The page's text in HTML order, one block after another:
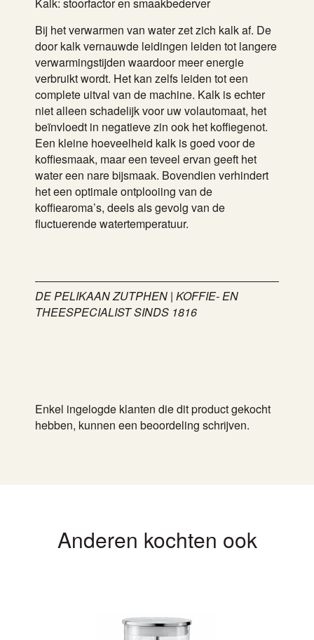
Kalk: stoorfactor en smaakbederver
Bij het verwarmen van water zet zich kalk af. De
door kalk vernauwde leidingen leiden tot langere
verwarmingstijden waardoor meer energie
verbruikt wordt. Het kan zelfs leiden tot een
complete uitval van de machine. Kalk is echter
niet alleen schadelijk voor uw volautomaat, het
beïnvloedt in negatieve zin ook het koffiegenot.
Een kleine hoeveelheid kalk is goed voor de
koffiesmaak, maar een teveel ervan geeft het
water een nare bijsmaak. Bovendien verhindert
het een optimale ontplooiing van de
koffiearoma’s, deels als gevolg van de
fluctuerende watertemperatuur.
DE PELIKAAN ZUTPHEN | KOFFIE- EN
THEESPECIALIST SINDS 1816
Enkel ingelogde klanten die dit product gekocht
hebben, kunnen een beoordeling schrijven.
Anderen kochten ook